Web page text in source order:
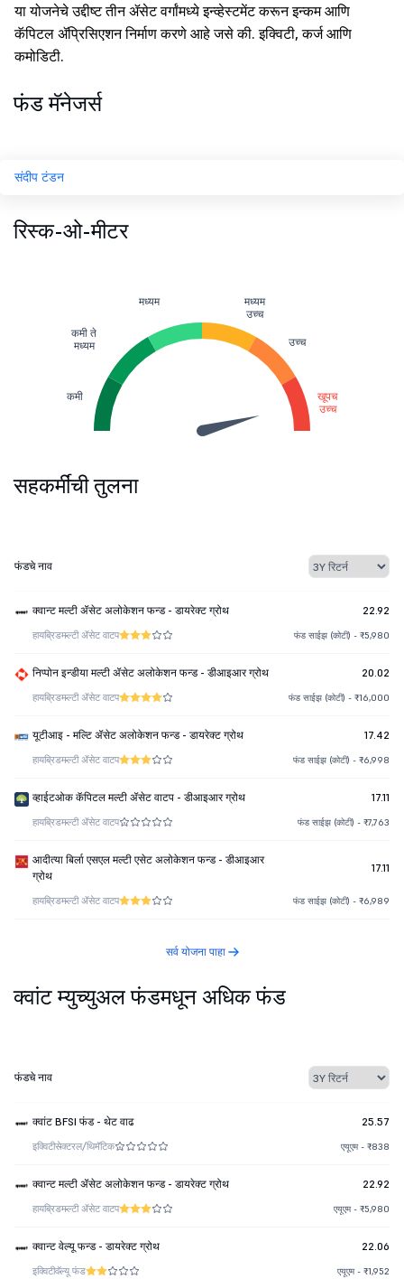
या योजनेचे उद्दीष्ट तीन ॲसेट वर्गांमध्ये इन्व्हेस्टमेंट करून इन्कम आणि
कॅपिटल ॲप्रिसिएशन निर्माण करणे आहे जसे की. इक्विटी, कर्ज आणि
कमोडिटी.
फंड मॅनेजर्स
संदीप टंडन
रिस्क-ओ-मीटर
कमी
कमी ते
मध्यम
मध्यम
मध्यम
उच्च
उच्च
खूपच
उच्च
सहकर्मींची तुलना
फंडचे नाव
क्वान्ट मल्टी ॲसेट अलोकेशन फन्ड - डायरेक्ट ग्रोथ 22.92
हायब्रिडमल्टी ॲसेट वाटप फंड साईझ (कोटी) - ₹5,980
निप्पोन इन्डीया मल्टी ॲसेट अलोकेशन फन्ड - डीआइआर ग्रोथ 20.02
हायब्रिडमल्टी ॲसेट वाटप फंड साईझ (कोटी) - ₹16,000
यूटीआइ - मल्टि ॲसेट अलोकेशन फन्ड - डायरेक्ट ग्रोथ 17.42
हायब्रिडमल्टी ॲसेट वाटप फंड साईझ (कोटी) - ₹6,998
व्हाईटओक कॅपिटल मल्टी ॲसेट वाटप - डीआइआर ग्रोथ 17.11
हायब्रिडमल्टी ॲसेट वाटप फंड साईझ (कोटी) - ₹7,763
आदीत्या बिर्ला एसएल मल्टी एसेट अलोकेशन फन्ड - डीआइआर
ग्रोथ
17.11
हायब्रिडमल्टी ॲसेट वाटप फंड साईझ (कोटी) - ₹6,989
सर्व योजना पाहा
क्वांट म्युच्युअल फंडमधून अधिक फंड
फंडचे नाव
क्वांट BFSI फंड - थेट वाढ 25.57
इक्विटीसेक्टरल/थिमॅटिक एयूएम - ₹838
क्वान्ट मल्टी ॲसेट अलोकेशन फन्ड - डायरेक्ट ग्रोथ 22.92
हायब्रिडमल्टी ॲसेट वाटप एयूएम - ₹5,980
क्वान्ट वेल्यू फन्ड - डायरेक्ट ग्रोथ 22.06
इक्विटीवॅल्यू फंड एयूएम - ₹1,952